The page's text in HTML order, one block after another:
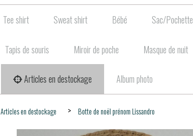
Tee shirt Sweat shirt Bébé Sac/Pochette
Tapis de souris Miroir de poche Masque de nuit
Articles en destockage Album photo
Articles en destockage Botte de noël prénom Lissandro